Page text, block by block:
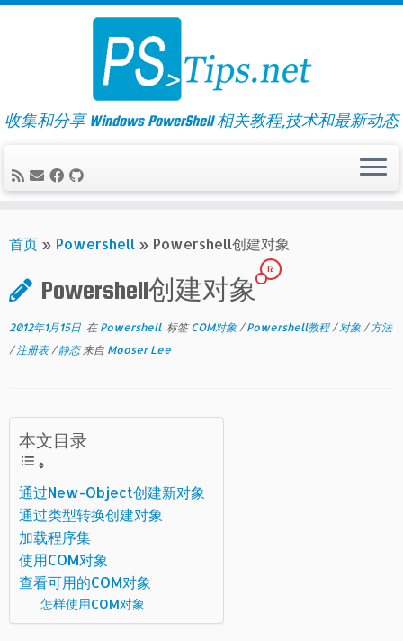
Skip
收集和分享 Windows PowerShell 相关教程,技术和最新动态
首页 » Powershell » Powershell创建对象
Powershell创建对象
12
2012年1月15日 在 Powershell 标签COM对象 /Powershell教程/对象 / 方法
/注册表/静态来自 Mooser Lee
本文目录
通过New-Object创建新对象
通过类型转换创建对象
加载程序集
使用COM对象
查看可用的COM对象
怎样使用COM对象